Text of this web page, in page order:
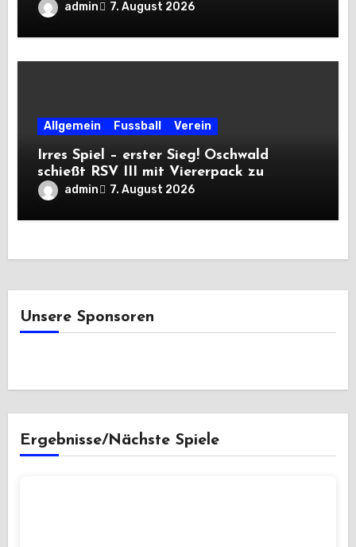
admin 7. August 2026
Allgemein Fussball Verein
Irres Spiel – erster Sieg! Oschwald
schießt RSV III mit Viererpack zu
Premiere
admin 7. August 2026
Unsere Sponsoren
Ergebnisse/Nächste Spiele